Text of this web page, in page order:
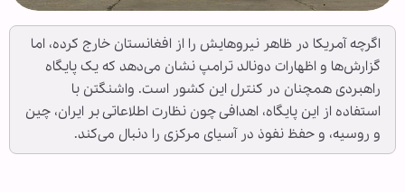
اگرچه آمریکا در ظاهر نیروهایش را از افغانستان خارج کرده، اما
گزارش‌ها و اظهارات دونالد ترامپ نشان می‌دهد که یک پایگاه
راهبردی همچنان در کنترل این کشور است. واشنگتن با
استفاده از این پایگاه، اهدافی چون نظارت اطلاعاتی بر ایران، چین
و روسیه، و حفظ نفوذ در آسیای مرکزی را دنبال می‌کند.